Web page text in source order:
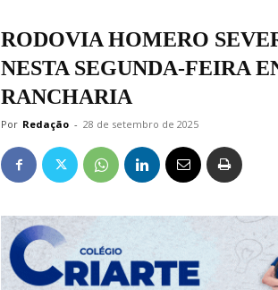
RODOVIA HOMERO
NESTA SEGUNDA-FEIRA
RANCHARIA
Por Redação - 28 de setembro de 2025